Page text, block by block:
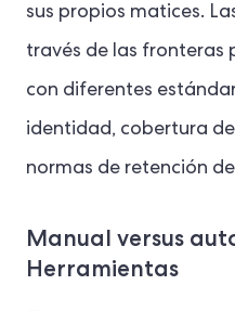
sus propios matices.
través de las fronteras
con diferentes
identidad, cobertura
normas de retención
Manual versus
Herramientas